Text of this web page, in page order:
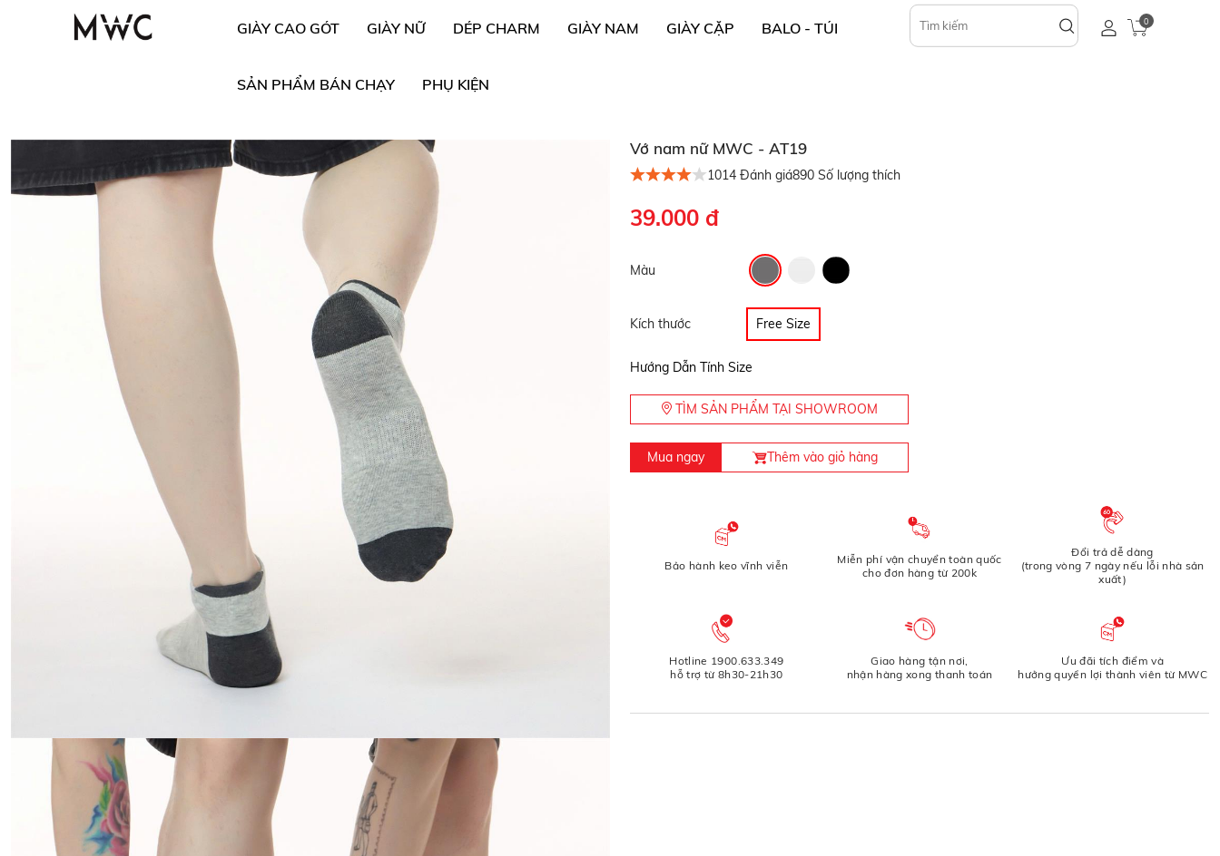
GIÀY CAO GÓT GIÀY NỮ DÉP CHARM GIÀY NAM GIÀY CẶP BALO - TÚI
SẢN PHẨM BÁN CHẠY PHỤ KIỆN
0
Vớ nam nữ MWC - AT19
1014 Đánh giá890 Số lượng thích
39.000 đ
Màu
Kích thước Free Size
Hướng Dẫn Tính Size
TÌM SẢN PHẨM TẠI SHOWROOM
Mua ngay Thêm vào giỏ hàng
Bảo hành keo vĩnh viễn
Miễn phí vận chuyển toàn quốc
cho đơn hàng từ 200k
Đổi trả dễ dàng
(trong vòng 7 ngày nếu lỗi nhà sản
xuất)
Hotline 1900.633.349
hỗ trợ từ 8h30-21h30
Giao hàng tận nơi,
nhận hàng xong thanh toán
Ưu đãi tích điểm và
hưởng quyền lợi thành viên từ MWC